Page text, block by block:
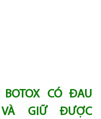
CÓ ĐAU
VÀ GIỮ ĐƯỢC